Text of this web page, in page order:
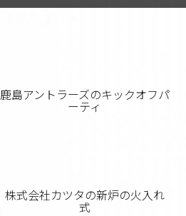
鹿島アントラーズのキックオフパ
ーティ
株式会社カツタの新炉の火入れ
式